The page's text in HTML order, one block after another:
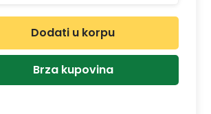
Unesite željenu
Dodati u korpu
Brza kupovina